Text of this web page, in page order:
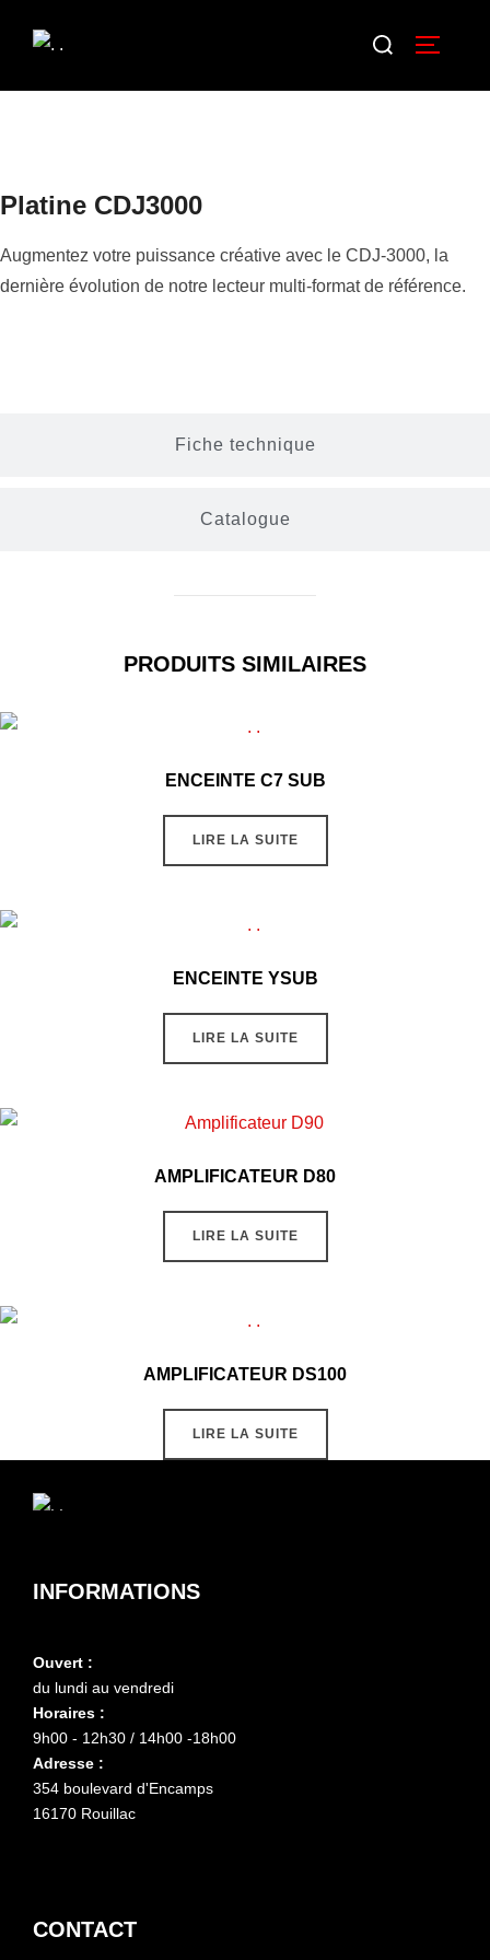
Rechercher :
Platine CDJ3000
Augmentez votre puissance créative avec le CDJ-3000, la
dernière évolution de notre lecteur multi-format de référence.
Fiche technique
Catalogue
PRODUITS SIMILAIRES
ENCEINTE C7 SUB
LIRE LA SUITE
ENCEINTE YSUB
LIRE LA SUITE
AMPLIFICATEUR D80
LIRE LA SUITE
AMPLIFICATEUR DS100
LIRE LA SUITE
INFORMATIONS
Ouvert :
du lundi au vendredi
Horaires :
9h00 - 12h30 / 14h00 -18h00
Adresse :
354 boulevard d'Encamps
16170 Rouillac
CONTACT